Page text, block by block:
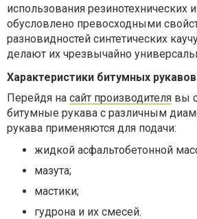
использования резинотехнических
обусловлено превосходными
разновидностей синтетических
делают их чрезвычайно
Характеристики битумных рукавов
Перейдя на сайт производителя вы
битумные рукава с различным
рукава применяются для подачи:
жидкой асфальтобетонной
мазута;
мастики;
гудрона и их смесей.